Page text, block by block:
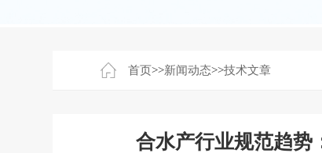
首页>>新闻动态>>技术文章
合水产行业规范趋势